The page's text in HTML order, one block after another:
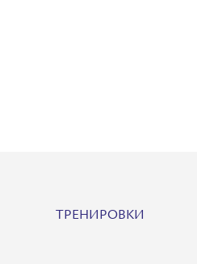
ТРЕНИРОВКИ